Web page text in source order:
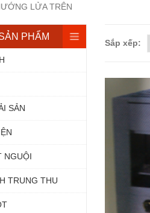
LỬA TRÊN
PHẨM
SẢN
NGUỘI
TRUNG THU
Sắp xếp: